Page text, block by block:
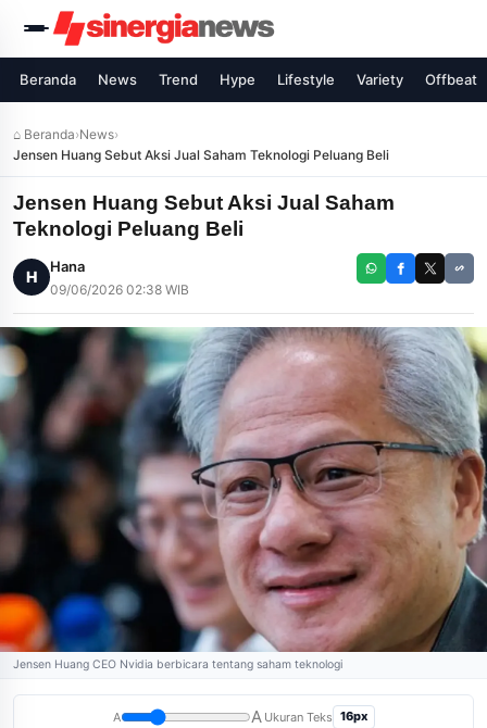
Beranda News Trend Hype Lifestyle Variety Offbeat
⌂ Beranda›News›
Jensen Huang Sebut Aksi Jual Saham Teknologi Peluang Beli
Jensen Huang Sebut Aksi Jual Saham
Teknologi Peluang Beli
H
Hana
09/06/2026 02:38 WIB
Jensen Huang CEO Nvidia berbicara tentang saham teknologi
A A Ukuran Teks 16px